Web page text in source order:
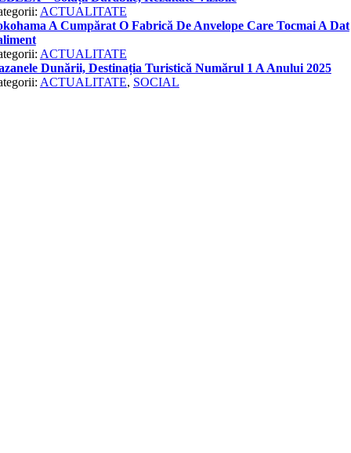
ACTUALITATE
A Cumpărat O Fabrică De Anvelope Care Tocmai A Dat
ACTUALITATE
Dunării, Destinația Turistică Numărul 1 A Anului 2025
ACTUALITATE, SOCIAL